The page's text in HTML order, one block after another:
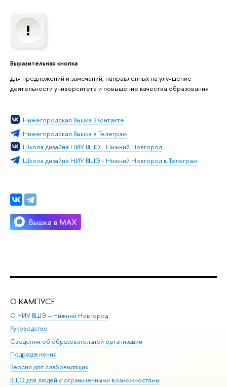
Выразительная кнопка
для предложений и замечаний, направленных на улучшение
деятельности университета и повышение качества образования
Нижегородская Вышка ВКонтакте
Нижегородская Вышка в Телеграм
Школа дизайна НИУ ВШЭ - Нижний Новгород
Школа дизайна НИУ ВШЭ - Нижний Новгород в Телеграм
О КАМПУСЕ
О НИУ ВШЭ – Нижний Новгород
Руководство
Сведения об образовательной организации
Подразделения
Версия для слабовидящих
ВШЭ для людей с ограниченными возможностями